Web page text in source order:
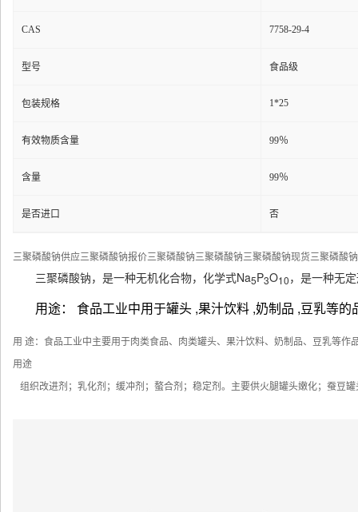
CAS 7758-29-4
型号 食品级
包装规格 1*25
有效物质含量 99％
含量 99％
是否进口 否
三聚磷酸钠供应三聚磷酸钠报价三聚磷酸钠三聚磷酸钠三聚磷酸钠现货三聚磷酸
三聚磷酸钠，是一种无机化合物，化学式Na5P3O10，是一种无
用途： 食品工业中用于罐头 ,果汁饮料 ,奶制品 ,豆乳等
用 途：食品工业中主要用于肉类食品、肉类罐头、果汁饮料、奶制品、豆乳等作
用途
组织改进剂；乳化剂；缓冲剂；螯合剂；稳定剂。主要供火腿罐头嫩化；蚕豆